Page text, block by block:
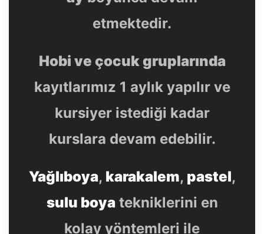
etmektedir.
Hobi ve çocuk gruplarında
kayıtlarımız 1 aylık yapılır ve
kursiyer istediği kadar
kurslara devam edebilir.
Yağlıboya, karakalem, pastel,
sulu boyatekniklerini en
kolay yöntemleri ile